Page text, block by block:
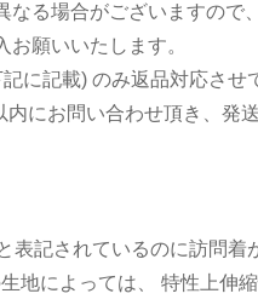
なる場合がございますの
願いいたします。
に記載) のみ返品対応させ
にお問い合わせ頂き、発
記されているのに訪問着
地によっては、 特性上伸